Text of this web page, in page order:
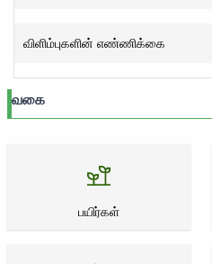
விளிம்புகளின் எண்ணிக்கை
வகை
பயிர்கள்